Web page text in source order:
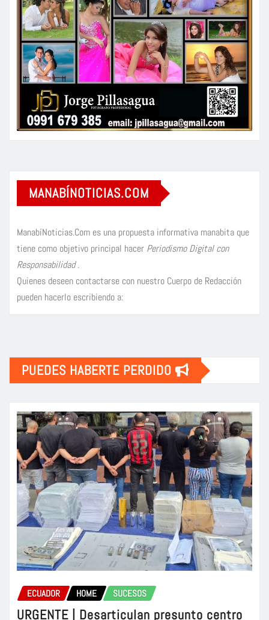
MANABÍNOTICIAS.COM
ManabíNoticias.Com es una propuesta informativa manabita que
tiene como objetivo principal hacer Periodismo Digital con
Responsabilidad.
Quienes deseen contactarse con nuestro Cuerpo de Redacción
pueden hacerlo escribiendo a:
PUEDES HABERTE PERDIDO
ECUADOR HOME SUCESOS
URGENTE | Desarticulan presunto centro